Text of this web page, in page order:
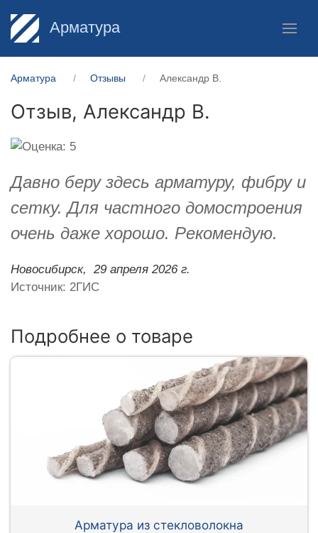
Арматура
Арматура Отзывы Александр В.
Отзыв, Александр В.
Давно беру здесь арматуру, фибру и
сетку. Для частного домостроения
очень даже хорошо. Рекомендую.
Новосибирск,
29 апреля 2026 г.
Источник: 2ГИС
Подробнее о товаре
Арматура из стекловолокна